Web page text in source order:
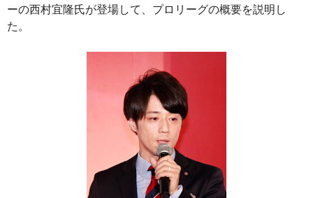
ーの西村宜隆氏が登場して、プロリーグの概要を説明し
た。